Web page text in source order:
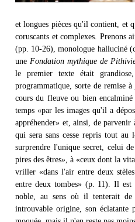
et longues pièces qu'il contient, et
coruscants et complexes. Prenons
(pp. 10-26), monologue halluciné
une Fondation mythique de
le premier texte était
programmatique, sorte de remise
cours du fleuve ou bien
temps «par les images qu'il a
appréhender» et, ainsi, de
qui sera sans cesse repris tout
surprendre l'unique secret, celui
pires des êtres», à «ceux dont la
vriller «dans l'air entre deux
entre deux tombes» (p. 11). Il
noble, au sens où il tenterait
introuvable origine, son éclatante